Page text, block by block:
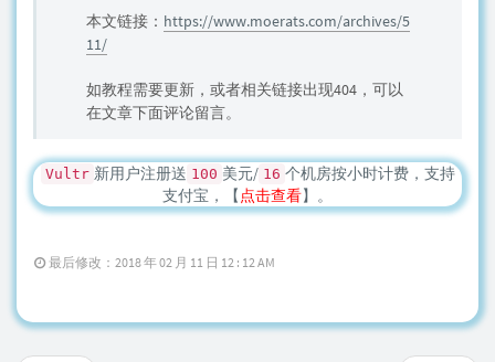
本文链接： https://www.moerats.com/archives/5
11/
如教程需要更新，或者相关链接出现404，可以
在文章下面评论留言。
Vultr 新用户注册送 100 美元/ 16 个机房按小时计费，支持
支付宝，【点击查看】。
最后修改：2018 年 02 月 11 日 12 : 12 AM